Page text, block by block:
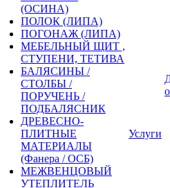
(ОСИНА)
ПОЛОК (ЛИПА)
ПОГОНАЖ (ЛИПА)
МЕБЕЛЬНЫЙ ЩИТ ,
СТУПЕНИ, ТЕТИВА
БАЛЯСИНЫ /
СТОЛБЫ /
ПОРУЧЕНЬ /
ПОДБАЛЯСНИК
ДРЕВЕСНО-
ПЛИТНЫЕ
МАТЕРИАЛЫ
(Фанера / ОСБ)
МЕЖВЕНЦОВЫЙ
УТЕПЛИТЕЛЬ
Услуги